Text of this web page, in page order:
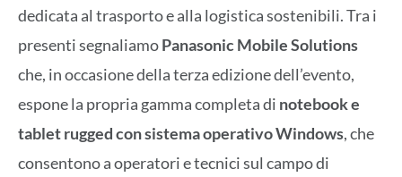
dedicata al trasporto e alla logistica sostenibili. Tra i
presenti segnaliamoPanasonic Mobile Solutions
che, in occasione della terza edizione dell’evento,
espone la propria gamma completa di notebook e
tablet rugged con sistema operativo Windows, che
consentono a operatori e tecnici sul campo di